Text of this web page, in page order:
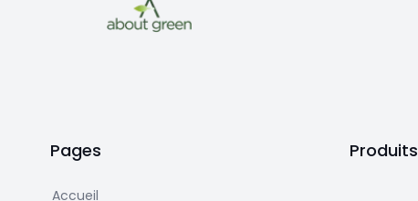
Pages
Accueil
Produits